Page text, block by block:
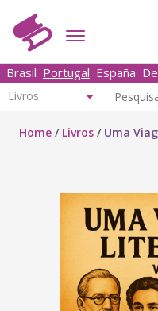
Brasil Portugal España
Home / Livros / Uma